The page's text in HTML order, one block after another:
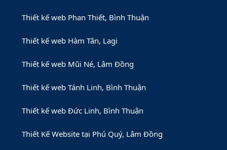
Thiết kế web Phan Thiết, Bình Thuận
Thiết kế web Hàm Tân, Lagi
Thiết kế web Mũi Né, Lâm Đồng
Thiết kế web Tánh Linh, Bình Thuận
Thiết kế web Đức Linh, Bình Thuận
Thiết Kế Website tại Phú Quý, Lâm Đồng